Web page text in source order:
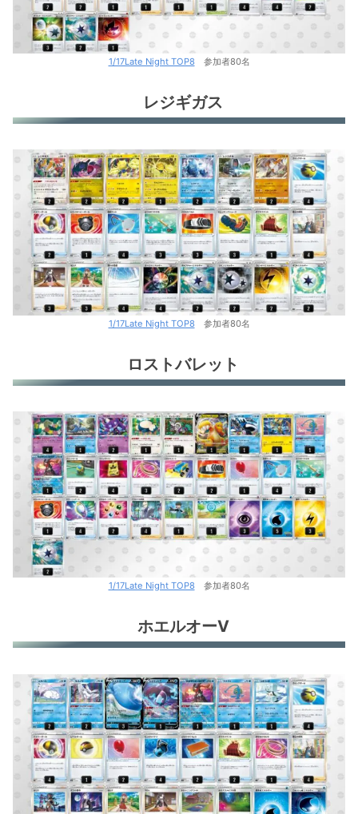
1/17Late Night TOP8 参加者80名
レジギガス
1/17Late Night TOP8 参加者80名
ロストバレット
1/17Late Night TOP8 参加者80名
ホエルオーV